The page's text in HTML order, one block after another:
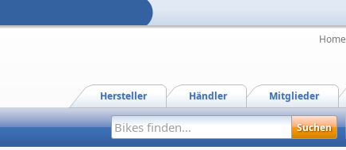
Home
Mitglieder
Händler
Hersteller